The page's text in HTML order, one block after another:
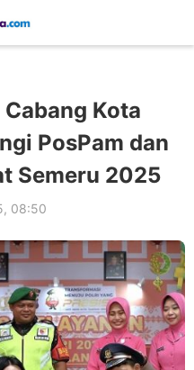
Kota
PosPam dan
Semeru 2025
08:50